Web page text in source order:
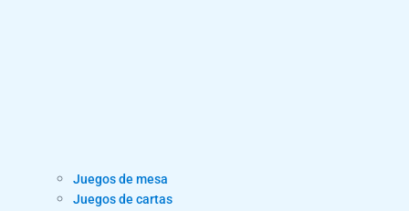
Juegos de mesa
Juegos de cartas